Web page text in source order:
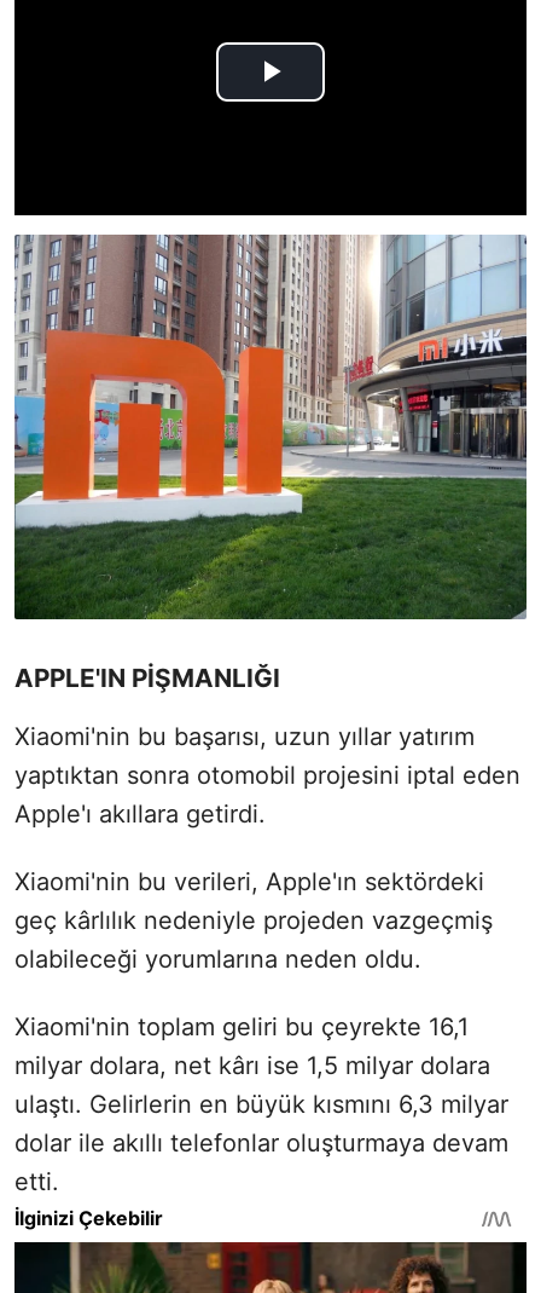
APPLE'IN PİŞMANLIĞI
Xiaomi'nin bu başarısı, uzun yıllar yatırım
yaptıktan sonra otomobil projesini iptal eden
Apple'ı akıllara getirdi.
Xiaomi'nin bu verileri, Apple'ın sektördeki
geç kârlılık nedeniyle projeden vazgeçmiş
olabileceği yorumlarına neden oldu.
Xiaomi'nin toplam geliri bu çeyrekte 16,1
milyar dolara, net kârı ise 1,5 milyar dolara
ulaştı. Gelirlerin en büyük kısmını 6,3 milyar
dolar ile akıllı telefonlar oluşturmaya devam
etti.